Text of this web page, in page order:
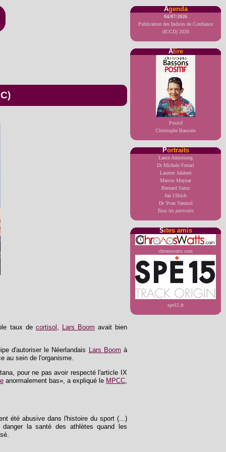
Agenda
04/07/2026
Publication des Indices de Confiance
(ICCD) 2026
Alire
Positif
Christophe Bassons
Portraits
Lance Armstrong
Dr Michele Ferrari
Laurent Jalabert
Marcos Maynar
Bernard Sainz
Jan Ullrich
Dr Yvan Vanmol
Tous les portraits
Sites amis
chronowatts.com
spe15.fr
taux de cortisol Lars Boom avait bien
d'autoriser le Néerlandais Lars Boom à
au sein de l'organisme.
pour ne pas avoir respecté l'article IX
anormalement bas», a expliqué le MPCC,
été abusive dans l'histoire du sport (...)
la santé des athlètes quand les